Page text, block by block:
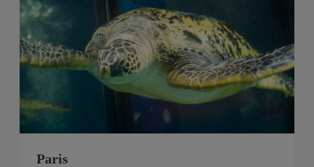
Paris